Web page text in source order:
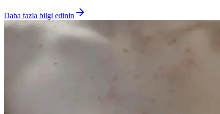
Daha fazla bilgi edinin